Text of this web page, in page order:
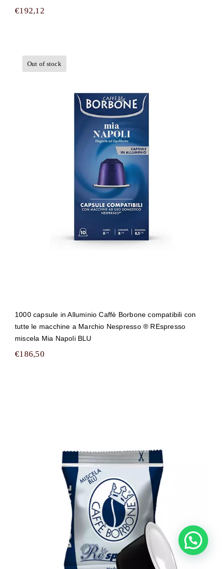
€192,12
Out of stock
1000 capsule in Alluminio Caffè
Borbone compatibili con tutte le
macchine a Marchio Nespresso ®
REspresso miscela Mia Napoli BLU
1000 capsule in Alluminio Caffè Borbone compatibili con
tutte le macchine a Marchio Nespresso ® REspresso
miscela Mia Napoli BLU
€186,50
200 capsule Caffè Borbone compatibili
con tutte le macchine a Marchio
Nespresso ® REspresso miscela BLU